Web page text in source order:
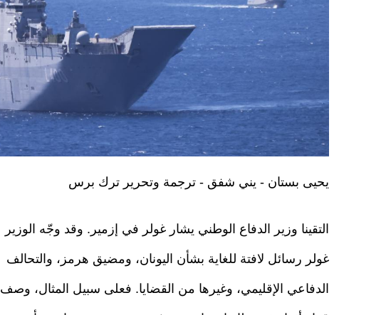
يحيى بستان - يني شفق - ترجمة وتحرير ترك برس
التقينا وزير الدفاع الوطني يشار غولر في إزمير. وقد وجّه الوزير
غولر رسائل لافتة للغاية بشأن اليونان، ومضيق هرمز، والتحالف
الدفاعي الإقليمي، وغيرها من القضايا. فعلى سبيل المثال، وصف